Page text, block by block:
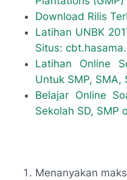
Download Rilis
Latihan UNBK
Situs:
Latihan Online
Untuk SMP, SMA,
Belajar Online
Sekolah SD, SMP
Menanyakan